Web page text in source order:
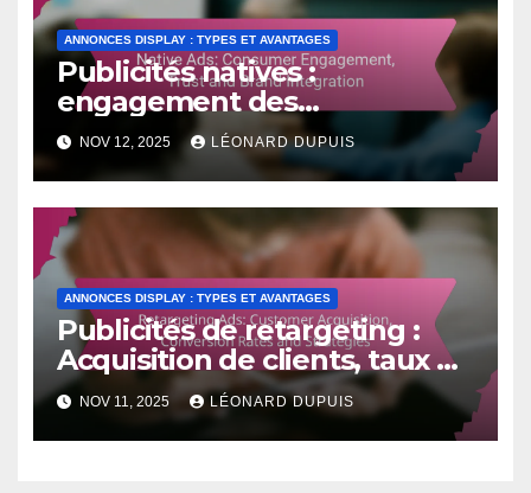
ANNONCES DISPLAY : TYPES ET AVANTAGES
Publicités natives :
engagement des
consommateurs, confiance et
intégration de la marque
NOV 12, 2025 LÉONARD DUPUIS
ANNONCES DISPLAY : TYPES ET AVANTAGES
Publicités de retargeting :
Acquisition de clients, taux de
conversion et stratégies
NOV 11, 2025 LÉONARD DUPUIS